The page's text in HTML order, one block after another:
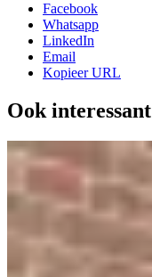
Facebook
Whatsapp
LinkedIn
Email
Kopieer URL
Ook interessant